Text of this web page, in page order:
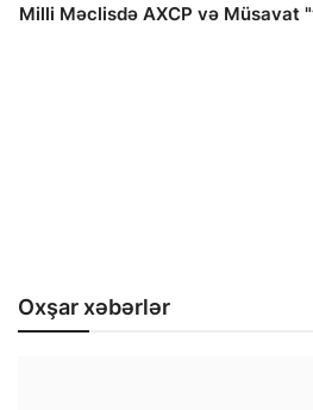
Milli Məclisdə AXCP və Müsavat
Oxşar xəbərlər